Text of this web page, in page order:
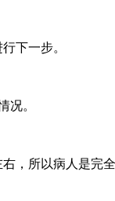
下一步。
况。
，所以病人是完